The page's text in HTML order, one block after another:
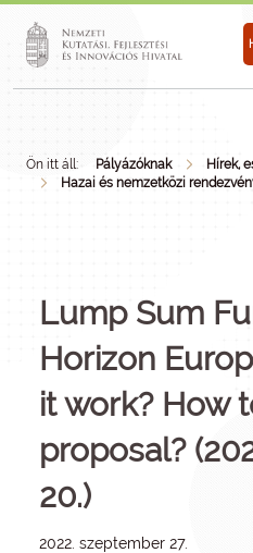
Ön itt áll: Pályázóknak Hírek,
Hazai és nemzetközi
Lump Sum
Horizon
it work? How
proposal?
20.)
2022. szeptember 27.